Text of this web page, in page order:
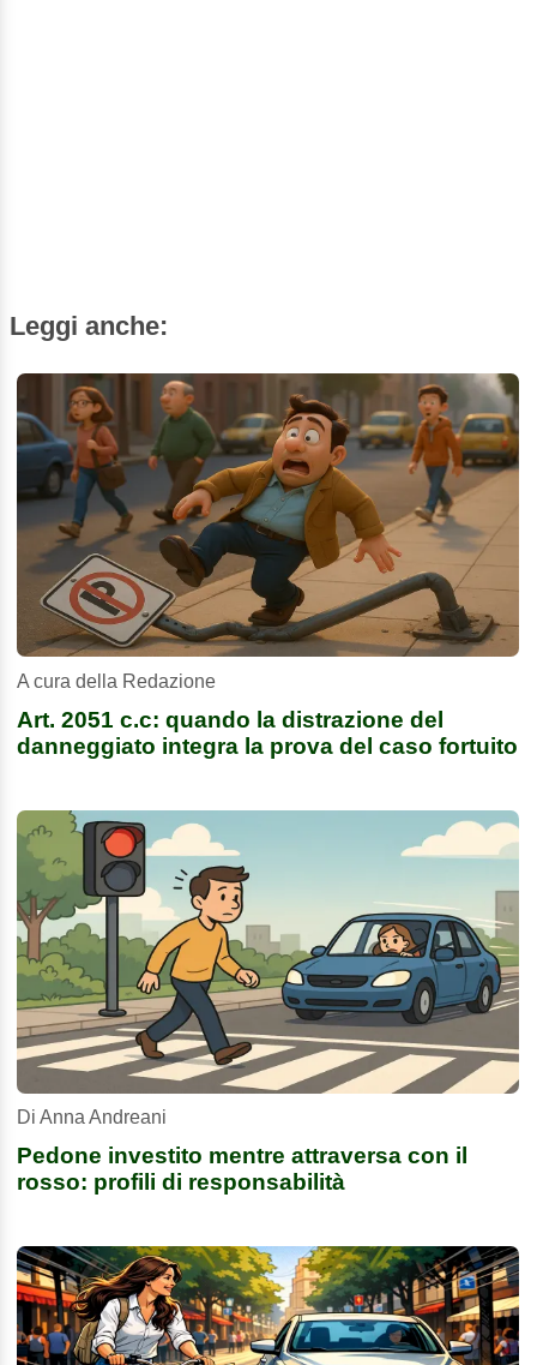
Leggi anche:
A cura della Redazione
Art. 2051 c.c: quando la distrazione del
danneggiato integra la prova del caso fortuito
Di Anna Andreani
Pedone investito mentre attraversa con il
rosso: profili di responsabilità